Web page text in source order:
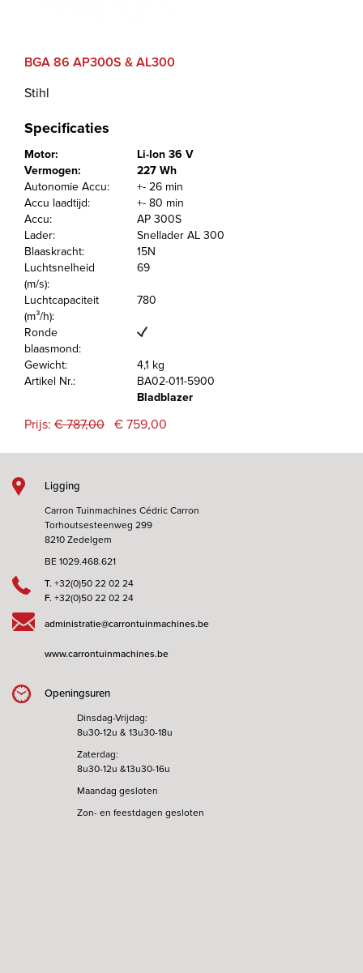
BGA 86 AP300S & AL300
Stihl
Specificaties
Motor:
Li-Ion 36 V
Vermogen:
227 Wh
Autonomie Accu:
+- 26 min
Accu laadtijd:
+- 80 min
Accu:
AP 300S
Lader:
Snellader AL 300
Blaaskracht:
15N
Luchtsnelheid
(m/s):
69
Luchtcapaciteit
(m³/h):
780
Ronde
blaasmond:
Gewicht:
4,1 kg
Artikel Nr.:
BA02-011-5900
Bladblazer
Prijs: € 787,00 € 759,00
Ligging
Carron Tuinmachines Cédric Carron
Torhoutsesteenweg 299
8210 Zedelgem
BE 1029.468.621
T. +32(0)50 22 02 24
F. +32(0)50 22 02 24
administratie@carrontuinmachines.be
www.carrontuinmachines.be
Openingsuren
Dinsdag-Vrijdag:
8u30-12u & 13u30-18u
Zaterdag:
8u30-12u &13u30-16u
Maandag gesloten
Zon- en feestdagen gesloten